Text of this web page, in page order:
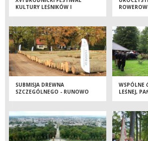
KULTURY LEŚNIKÓW I
SUBMISJA DREWNA
SZCZEGÓLNEGO - RUNOWO
WSPÓLNE
LEŚNEJ,